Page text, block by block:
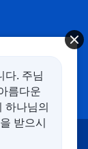
다. 주님
름다운
하나님의
받으시